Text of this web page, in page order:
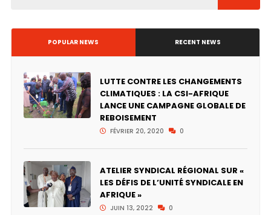
POPULAR NEWS RECENT NEWS
LUTTE CONTRE LES CHANGEMENTS
CLIMATIQUES : LA CSI-AFRIQUE
LANCE UNE CAMPAGNE GLOBALE DE
REBOISEMENT
FÉVRIER 20, 2020 0
ATELIER SYNDICAL RÉGIONAL SUR «
LES DÉFIS DE L’UNITÉ SYNDICALE EN
AFRIQUE »
JUIN 13, 2022 0